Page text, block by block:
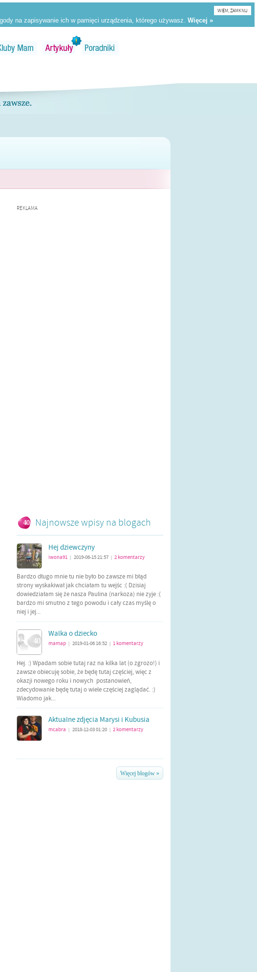
WIEM, ZAMKNIJ
REKLAMA
Najnowsze wpisy na blogach
Hej dziewczyny
iwona91 2019-06-15 21:57 2 komentarzy
Bardzo długo mnie tu nie było bo zawsze mi błąd
strony wyskakiwał jak chciałam tu wejśc :( Dzisiaj
dowiedziałam się że nasza Paulina (narkoza) nie zyje :(
bardzo mi smutno z tego powodu i cały czas myślę o
niej i jej...
Walka o dziecko
mamap 2019-01-06 16:52 1 komentarzy
Hej. :) Wpadam sobie tutaj raz na kilka lat (o zgrozo!) i
zawsze obiecuję sobie, że będę tutaj częściej, więc z
okazji nowego roku i nowych postanowień,
zdecydowanie będę tutaj o wiele częściej zaglądać. :)
Wiadomo jak...
Aktualne zdjęcia Marysi i Kubusia
mcabra 2018-12-03 01:20 2 komentarzy
Więcej blogów »